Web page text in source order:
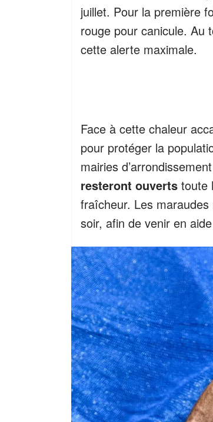
juillet. Pour la première
rouge pour canicule. Au
cette alerte maximale.
Face à cette chaleur
pour protéger la
mairies
resteront ouverts toute
fraîcheur. Les
soir, afin de venir en